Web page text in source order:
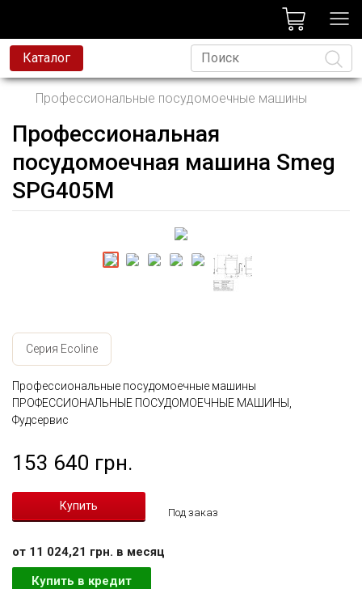
Каталог
Профессиональные посудомоечные машины
Профессиональная
посудомоечная машина Smeg
SPG405M
Серия Ecoline
Профессиональные посудомоечные машины
ПРОФЕССИОНАЛЬНЫЕ ПОСУДОМОЕЧНЫЕ МАШИНЫ,
Фудсервис
153 640 грн.
Под заказ
от 11 024,21 грн. в месяц
Купить в кредит